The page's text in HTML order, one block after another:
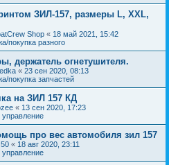
ЗИЛ-157, размеры L, XXL,
Shop « 18 май 2021, 15:42
покупка разного
держатель огнетушителя.
« 23 сен 2020, 08:13
покупка запчастей
на ЗИЛ 157 КД
« 13 сен 2020, 17:23
про вес автомобиля зил 157
« 18 авг 2020, 23:11